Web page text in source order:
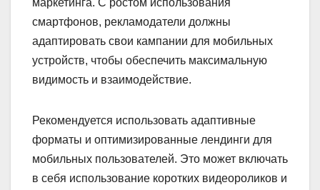
смартфонов, рекламодатели должны
адаптировать свои кампании для мобильных
устройств, чтобы обеспечить максимальную
видимость и взаимодействие.
Рекомендуется использовать адаптивные
форматы и оптимизированные лендинги для
мобильных пользователей. Это может включать
в себя использование коротких видеороликов и